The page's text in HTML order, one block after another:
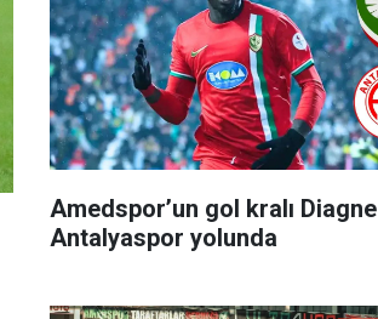
Amedspor’un gol kralı Diagne
Antalyaspor yolunda